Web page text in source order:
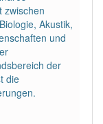
zwischen
Akustik,
und
der
die